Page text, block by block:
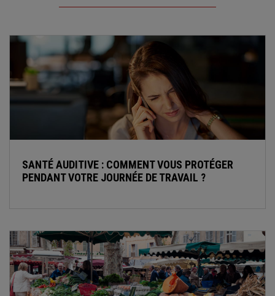
SANTÉ AUDITIVE : COMMENT VOUS PROTÉGER
PENDANT VOTRE JOURNÉE DE TRAVAIL ?